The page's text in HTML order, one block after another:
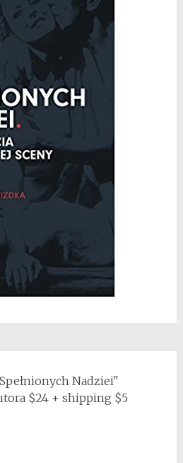
Nadziei"
$24 + shipping $5